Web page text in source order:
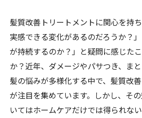
髪質改善トリートメントに関心を持
実感できる変化があるのだろうか？
が持続するのか？」と疑問に感じた
か？近年、ダメージやパサつき、まと
髪の悩みが多様化する中で、髪質改
が注目を集めています。しかし、そ
いてはホームケアだけでは得られな